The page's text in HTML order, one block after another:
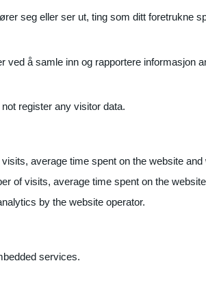
seg eller ser ut, ting som ditt foretrukne
å samle inn og rapportere informasjon
register any visitor data.
average time spent on the website and
of visits, average time spent on the
by the website operator.
services.